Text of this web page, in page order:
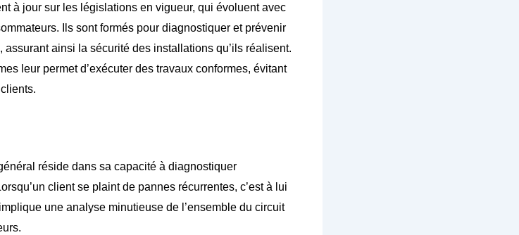
à jour sur les législations en vigueur, qui évoluent avec
Ils sont formés pour diagnostiquer et prévenir
assurant ainsi la sécurité des installations qu’ils réalisent.
leur permet d’exécuter des travaux conformes, évitant
réside dans sa capacité à diagnostiquer
client se plaint de pannes récurrentes, c’est à lui
une analyse minutieuse de l’ensemble du circuit